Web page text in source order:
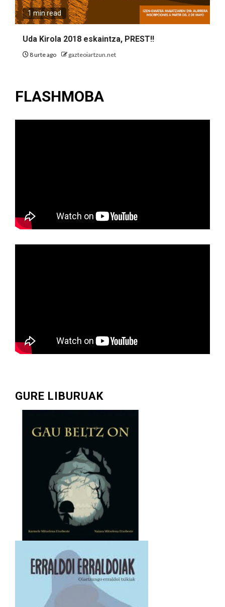
1 min read
Uda Kirola 2018 eskaintza, PREST!!
8 urte ago gazteoiartzun.net
FLASHMOBA
GURE LIBURUAK